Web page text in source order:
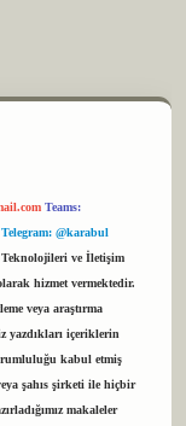
Teams:
Telegram: @karabul
Teknolojileri ve İletişim
hizmet vermektedir.
veya araştırma
yazdıkları içeriklerin
kabul etmiş
şahıs şirketi ile hiçbir
makaleler